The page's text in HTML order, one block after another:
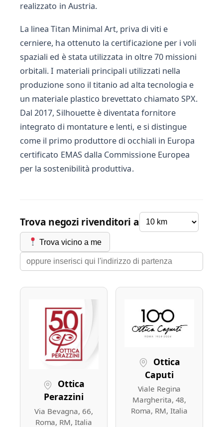
realizzato in Austria.
La linea Titan Minimal Art, priva di viti e
cerniere, ha ottenuto la certificazione per i voli
spaziali ed è stata utilizzata in oltre 70 missioni
orbitali. I materiali principali utilizzati nella
produzione sono il titanio ad alta tecnologia e
un materiale plastico brevettato chiamato SPX.
Dal 2017, Silhouette è diventata fornitore
integrato di montature e lenti, e si distingue
come il primo produttore di occhiali in Europa
certificato EMAS dalla Commissione Europea
per la sostenibilità produttiva.
Trova negozi rivenditori a
Trova vicino a me
Ottica
Perazzini
Via Bevagna, 66,
Roma, RM, Italia
Ottica
Caputi
Viale Regina
Margherita, 48,
Roma, RM, Italia